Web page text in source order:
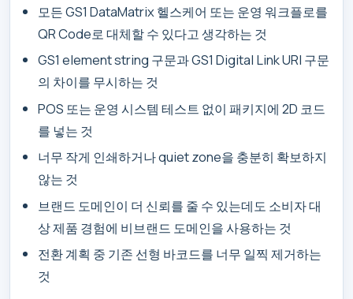
모든 GS1 DataMatrix 헬스케어 또는 운영 워크플로를
QR Code로 대체할 수 있다고 생각하는 것
GS1 element string 구문과 GS1 Digital Link URI 구문
의 차이를 무시하는 것
POS 또는 운영 시스템 테스트 없이 패키지에 2D 코드
를 넣는 것
너무 작게 인쇄하거나 quiet zone을 충분히 확보하지
않는 것
브랜드 도메인이 더 신뢰를 줄 수 있는데도 소비자 대
상 제품 경험에 비브랜드 도메인을 사용하는 것
전환 계획 중 기존 선형 바코드를 너무 일찍 제거하는
것